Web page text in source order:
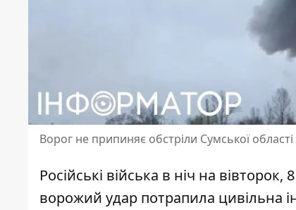
Ворог не припиняє обстріли Сумської області
Російські війська в ніч на вівторок,
ворожий удар потрапила цивільна